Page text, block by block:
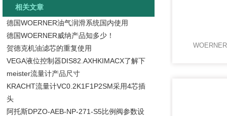
相关文章
德国WOERNER油气润滑系统国内使用
德国WOERNER威纳产品知多少！
贺德克机油滤芯的重复使用
VEGA液位控制器DIS82.AXHKIMACX了解下
meister流量计产品尺寸
KRACHT流量计VC0.2K1F1P2SM采用4芯插
头
阿托斯DPZO-AEB-NP-271-S5比例阀参数设